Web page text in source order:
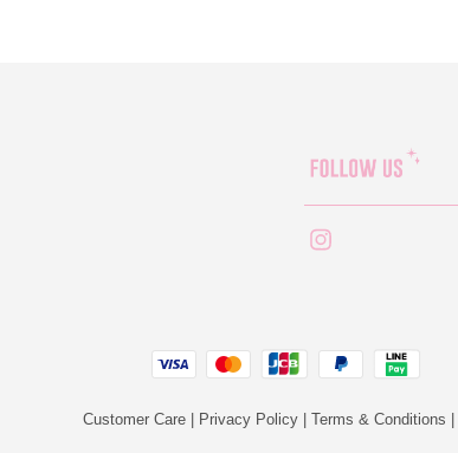
Visa Master JCB Paypal
Customer Care | Privacy Policy | Terms & Conditions |